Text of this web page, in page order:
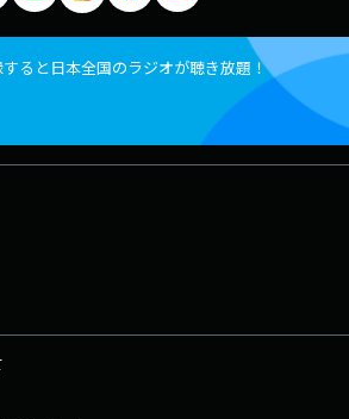
ると日本全国のラジオが聴き放題！